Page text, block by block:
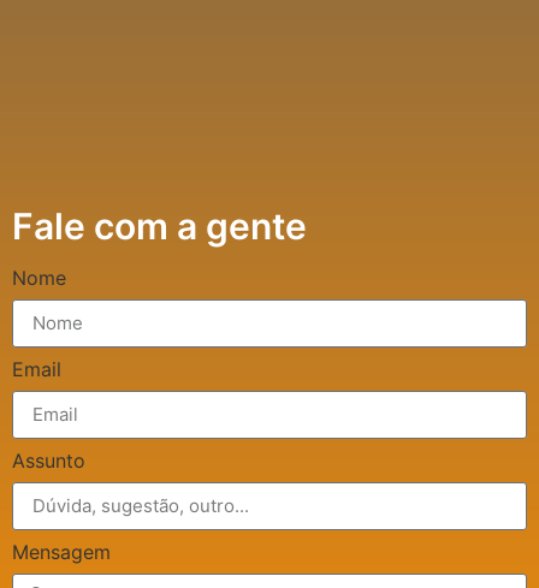
Fale com a gente
Nome
Email
Assunto
Mensagem